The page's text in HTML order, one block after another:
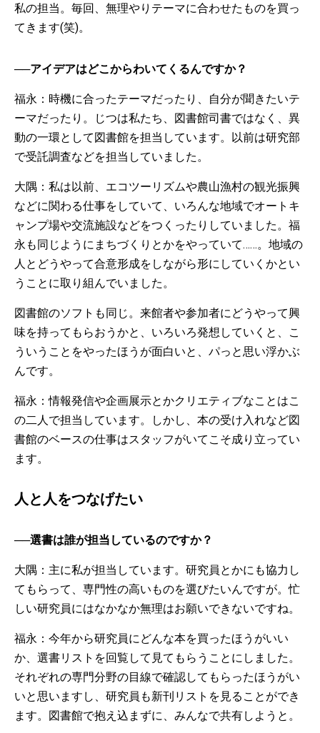
私の担当。毎回、無理やりテーマに合わせたものを買っ
てきます(笑)。
──アイデアはどこからわいてくるんですか？
福永：時機に合ったテーマだったり、自分が聞きたいテ
ーマだったり。じつは私たち、図書館司書ではなく、異
動の一環として図書館を担当しています。以前は研究部
で受託調査などを担当していました。
大隅：私は以前、エコツーリズムや農山漁村の観光振興
などに関わる仕事をしていて、いろんな地域でオートキ
ャンプ場や交流施設などをつくったりしていました。福
永も同じようにまちづくりとかをやっていて……。地域の
人とどうやって合意形成をしながら形にしていくかとい
うことに取り組んでいました。
図書館のソフトも同じ。来館者や参加者にどうやって興
味を持ってもらおうかと、いろいろ発想していくと、こ
ういうことをやったほうが面白いと、パっと思い浮かぶ
んです。
福永：情報発信や企画展示とかクリエティブなことはこ
の二人で担当しています。しかし、本の受け入れなど図
書館のベースの仕事はスタッフがいてこそ成り立ってい
ます。
人と人をつなげたい
──選書は誰が担当しているのですか？
大隅：主に私が担当しています。研究員とかにも協力し
てもらって、専門性の高いものを選びたいんですが。忙
しい研究員にはなかなか無理はお願いできないですね。
福永：今年から研究員にどんな本を買ったほうがいい
か、選書リストを回覧して見てもらうことにしました。
それぞれの専門分野の目線で確認してもらったほうがい
いと思いますし、研究員も新刊リストを見ることができ
ます。図書館で抱え込まずに、みんなで共有しようと。